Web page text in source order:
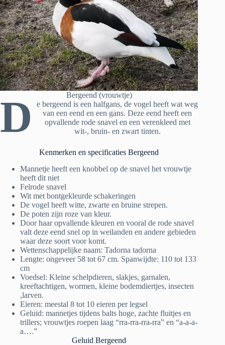
Bergeend (vrouwtje)
D
e bergeend is een halfgans, de vogel heeft wat weg
van een eend en een gans. Deze eend heeft een
opvallende rode snavel en een verenkleed met
wit-, bruin- en zwart tinten.
Kenmerken en specificaties Bergeend
Mannetje heeft een knobbel op de snavel het vrouwtje
heeft dit niet
Felrode snavel
Wit met bontgekleurde schakeringen
De vogel heeft witte, zwarte en bruine strepen.
De poten zijn roze van kleur.
Door haar opvallende kleuren en vooral de rode snavel
valt deze eend snel op in weilanden en andere gebieden
waar deze soort voor komt.
Wettenschappelijke naam: Tadorna tadorna
Lengte: ongeveer 58 tot 67 cm. Spanwijdte: 110 tot 133
cm
Voedsel: Kleine schelpdieren, slakjes, garnalen,
kreeftachtigen, wormen, kleine bodemdiertjes, insecten
,larven.
Eieren: meestal 8 tot 10 eieren per legsel
Geluid: mannetjes tijdens balts hoge, zachte fluitjes en
trillers; vrouwtjes roepen laag “rra-rra-rra-rra” en “a-a-a-
a….”
Geluid Bergeend